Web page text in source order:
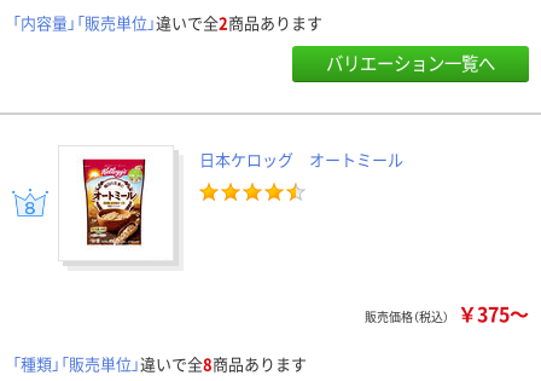
「内容量」「販売単位」違いで全2商品あります
バリエーション一覧へ
日本ケロッグ オートミール
販売価格（税込） ￥375～
「種類」「販売単位」違いで全8商品あります